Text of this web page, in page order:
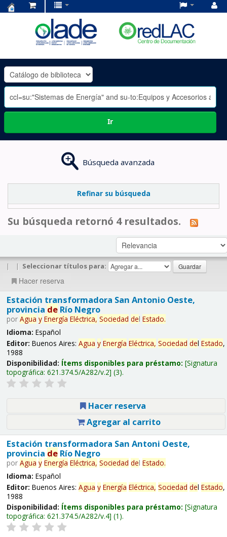
OLADE
-
Ir
Búsqueda avanzada
Refinar su búsqueda
Su búsqueda retornó 4 resultados.
| | Seleccionar títulos para:
Hacer reserva
Estación transformadora San Antonio Oeste,
provincia deRío Negro
por Agua y Energía Eléctrica, Sociedad del Estado.
Idioma: Español
Editor: Buenos Aires: Agua y Energía Eléctrica, Sociedad del Estado,
1988
Disponibilidad: Ítems disponibles para préstamo: Signatura
topográfica: 621.374.5/A282/v.2 (3).
Hacer reserva
Agregar al carrito
Estación transformadora San Antoni Oeste,
provincia deRío Negro
por Agua y Energía Eléctrica, Sociedad del Estado.
Idioma: Español
Editor: Buenos Aires: Agua y Energía Eléctrica, Sociedad del Estado,
1988
Disponibilidad: Ítems disponibles para préstamo: Signatura
topográfica: 621.374.5/A282/v.4 (1).